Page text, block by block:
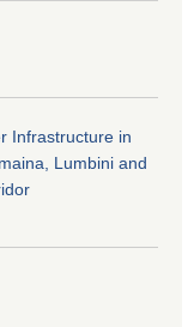
Infrastructure in
Lumbini and